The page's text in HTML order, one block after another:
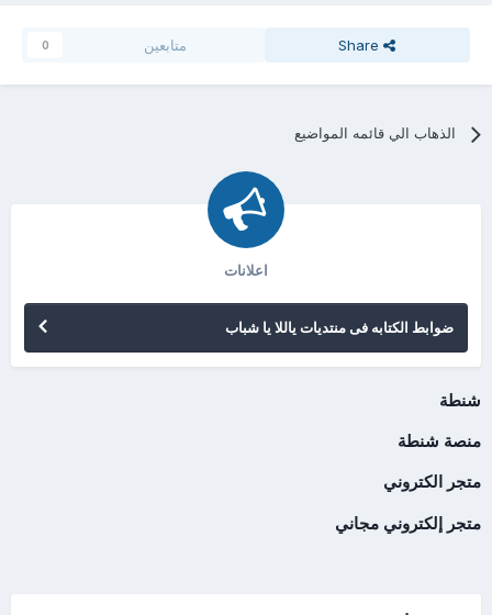
Share متابعين 0
الذهاب الي قائمه المواضيع
اعلانات
ضوابط الكتابه فى منتديات ياللا يا شباب
شنطة
منصة شنطة
متجر الكتروني
متجر إلكتروني مجاني